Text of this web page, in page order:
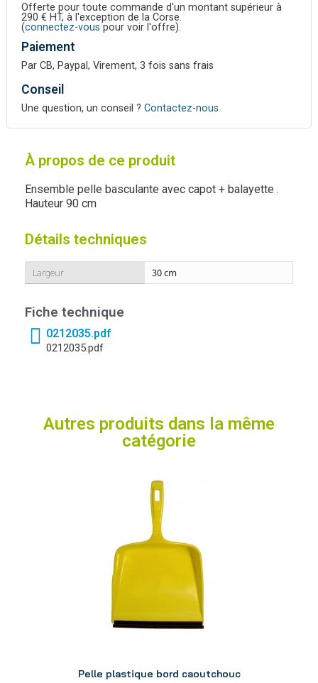
Offerte pour toute commande d'un montant supérieur à
290 € HT, à l'exception de la Corse.
(connectez-vous pour voir l'offre).
Paiement
Par CB, Paypal, Virement, 3 fois sans frais
Conseil
Une question, un conseil ? Contactez-nous
À propos de ce produit
Ensemble pelle basculante avec capot + balayette .
Hauteur 90 cm
Détails techniques
Largeur 30 cm
Fiche technique
0212035.pdf
0212035.pdf
Autres produits dans la même
catégorie
Pelle plastique bord caoutchouc